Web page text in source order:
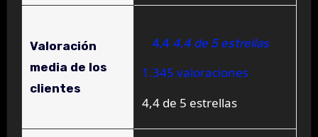
Valoración
media de los
clientes
4,4 4,4 de 5 estrellas
1.345 valoraciones
4,4 de 5 estrellas